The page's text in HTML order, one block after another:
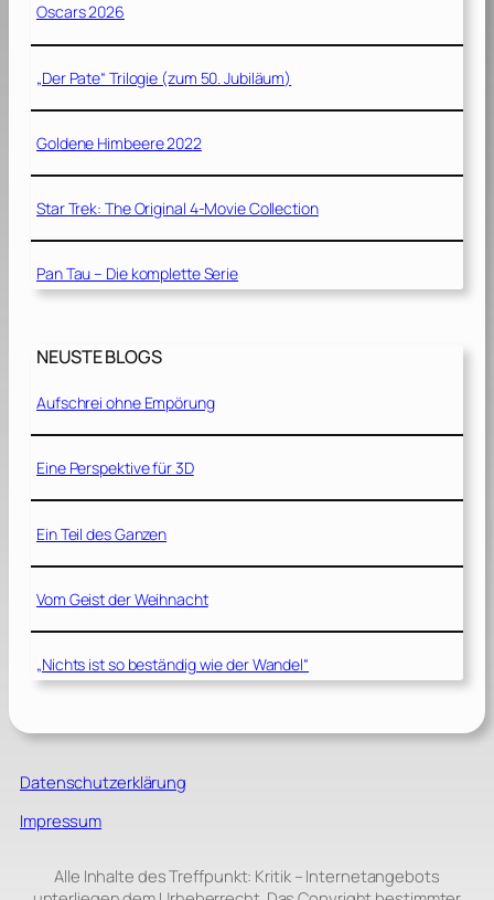
Oscars 2026
„Der Pate“ Trilogie (zum 50. Jubiläum)
Goldene Himbeere 2022
Star Trek: The Original 4-Movie Collection
Pan Tau – Die komplette Serie
NEUSTE BLOGS
Aufschrei ohne Empörung
Eine Perspektive für 3D
Ein Teil des Ganzen
Vom Geist der Weihnacht
„Nichts ist so beständig wie der Wandel“
Datenschutzerklärung
Impressum
Alle Inhalte des Treffpunkt: Kritik – Internetangebots